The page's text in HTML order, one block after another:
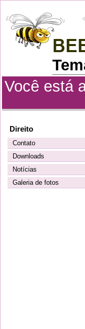
Você está
Direito
Contato
Downloads
Notícias
Galeria de fotos